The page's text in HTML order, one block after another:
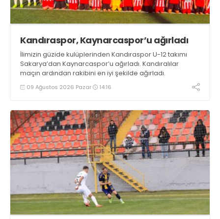
Kandıraspor, Kaynarcaspor’u ağırladı
İlimizin güzide kulüplerinden Kandıraspor U-12 takımı
Sakarya’dan Kaynarcaspor’u ağırladı. Kandıralılar
maçın ardından rakibini en iyi şekilde ağırladı.
09 Ağustos 2026 Pazar 14:16